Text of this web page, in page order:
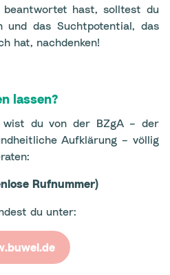
beantwortet hast, solltest du
und das Suchtpotential, das
hat, nachdenken!
lassen?
wist du von der BZgA – der
Aufklärung – völlig
Rufnummer)
du unter: